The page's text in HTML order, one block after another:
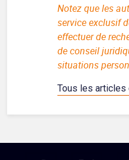
Notez que les
service exclusif
effectuer de
de conseil
situations
Tous les articles